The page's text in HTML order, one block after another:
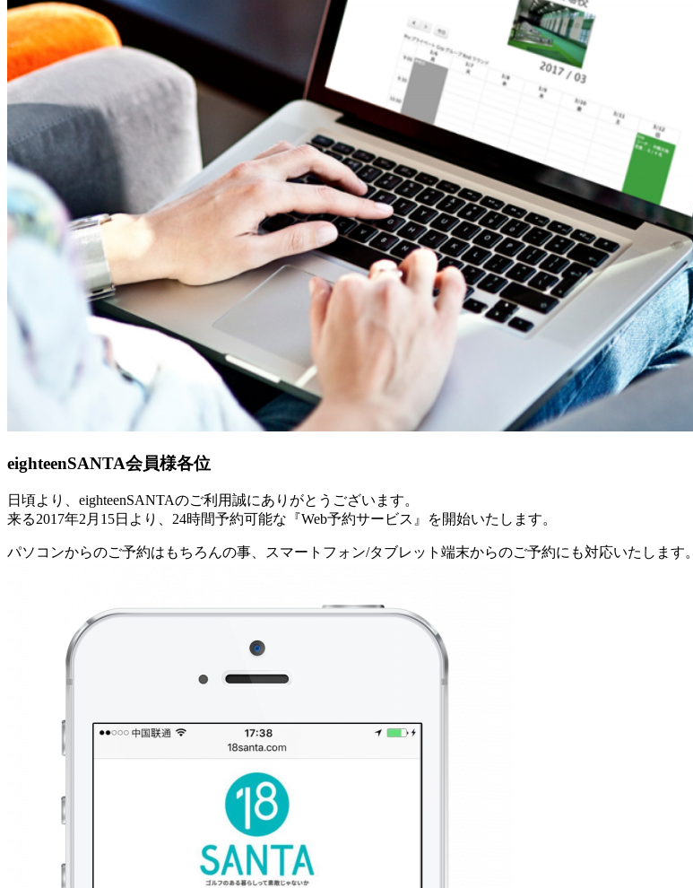
eighteenSANTA会員様各位
日頃より、eighteenSANTAのご利用誠にありがとうございます。
来る2017年2月15日より、24時間予約可能な『Web予約サービス』を開始いたします。
パソコンからのご予約はもちろんの事、スマートフォン/タブレット端末からのご予約にも対応いたします。